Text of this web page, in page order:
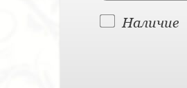
Наличие